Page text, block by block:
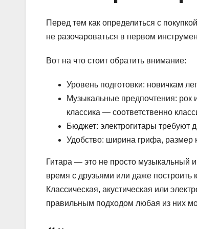
Перед тем как определиться с
не разочароваться в первом
Вот на что стоит обратить внимание:
Уровень подготовки: новичкам
Музыкальные предпочтения: рок
классика — соответственно
Бюджет: электрогитары требуют
Удобство: ширина грифа, размер
Гитара — это не просто музыкальный
время с друзьями или даже
Классическая, акустическая или
правильным подходом любая из них